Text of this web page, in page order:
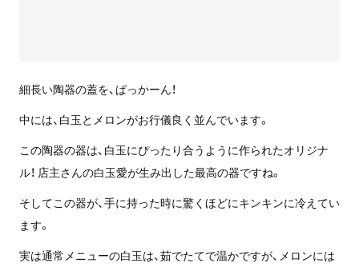
細長い陶器の蓋を、ぱっかーん！
中には、白玉とメロンがお行儀良く並んでいます。
この陶器の器は、白玉にぴったり合うように作られたオリジナ
ル！ 店主さんの白玉愛が生み出した最高の器ですね。
そしてこの器が、手に持った時に驚くほどにキンキンに冷えてい
ます。
実は通常メニューの白玉は、茹でたてで温かですが、メロンには